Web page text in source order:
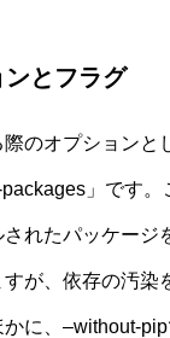
とフラグ
のオプションと
」です。
れたパッケージ
が、依存の汚染
に、–without-